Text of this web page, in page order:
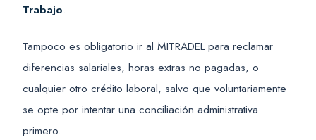
Trabajo.
Tampoco es obligatorio ir al MITRADEL para reclamar
diferencias salariales, horas extras no pagadas, o
cualquier otro crédito laboral, salvo que voluntariamente
se opte por intentar una conciliación administrativa
primero.